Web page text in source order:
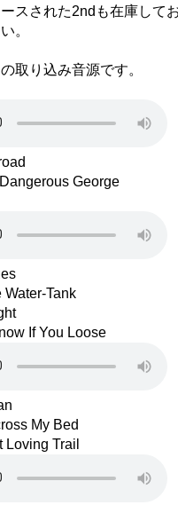
スされた2ndも在庫して
。
取り込み音源です。
George
Tank
If You Loose
My Bed
Loving Trail